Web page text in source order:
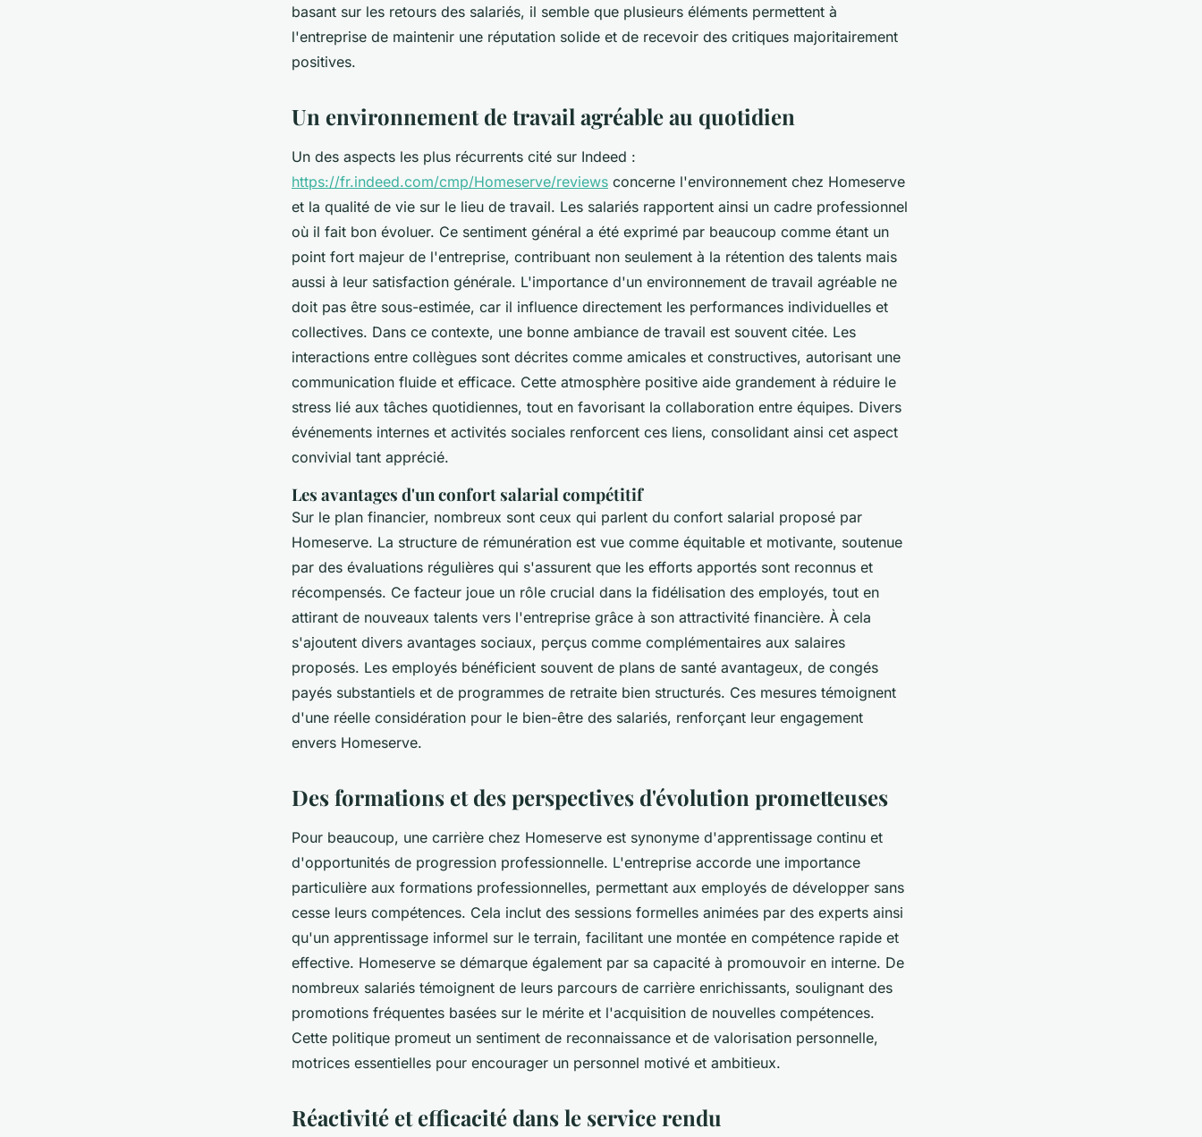
basant sur les retours des salariés, il semble que plusieurs éléments permettent à
l'entreprise de maintenir une réputation solide et de recevoir des critiques majoritairement
positives.
Un environnement de travail agréable au quotidien
Un des aspects les plus récurrents cité sur Indeed :
https://fr.indeed.com/cmp/Homeserve/reviews concerne l'environnement chez Homeserve
et la qualité de vie sur le lieu de travail. Les salariés rapportent ainsi un cadre professionnel
où il fait bon évoluer. Ce sentiment général a été exprimé par beaucoup comme étant un
point fort majeur de l'entreprise, contribuant non seulement à la rétention des talents mais
aussi à leur satisfaction générale. L'importance d'un environnement de travail agréable ne
doit pas être sous-estimée, car il influence directement les performances individuelles et
collectives. Dans ce contexte, une bonne ambiance de travail est souvent citée. Les
interactions entre collègues sont décrites comme amicales et constructives, autorisant une
communication fluide et efficace. Cette atmosphère positive aide grandement à réduire le
stress lié aux tâches quotidiennes, tout en favorisant la collaboration entre équipes. Divers
événements internes et activités sociales renforcent ces liens, consolidant ainsi cet aspect
convivial tant apprécié.
Les avantages d'un confort salarial compétitif
Sur le plan financier, nombreux sont ceux qui parlent du confort salarial proposé par
Homeserve. La structure de rémunération est vue comme équitable et motivante, soutenue
par des évaluations régulières qui s'assurent que les efforts apportés sont reconnus et
récompensés. Ce facteur joue un rôle crucial dans la fidélisation des employés, tout en
attirant de nouveaux talents vers l'entreprise grâce à son attractivité financière. À cela
s'ajoutent divers avantages sociaux, perçus comme complémentaires aux salaires
proposés. Les employés bénéficient souvent de plans de santé avantageux, de congés
payés substantiels et de programmes de retraite bien structurés. Ces mesures témoignent
d'une réelle considération pour le bien-être des salariés, renforçant leur engagement
envers Homeserve.
Des formations et des perspectives d'évolution prometteuses
Pour beaucoup, une carrière chez Homeserve est synonyme d'apprentissage continu et
d'opportunités de progression professionnelle. L'entreprise accorde une importance
particulière aux formations professionnelles, permettant aux employés de développer sans
cesse leurs compétences. Cela inclut des sessions formelles animées par des experts ainsi
qu'un apprentissage informel sur le terrain, facilitant une montée en compétence rapide et
effective. Homeserve se démarque également par sa capacité à promouvoir en interne. De
nombreux salariés témoignent de leurs parcours de carrière enrichissants, soulignant des
promotions fréquentes basées sur le mérite et l'acquisition de nouvelles compétences.
Cette politique promeut un sentiment de reconnaissance et de valorisation personnelle,
motrices essentielles pour encourager un personnel motivé et ambitieux.
Réactivité et efficacité dans le service rendu